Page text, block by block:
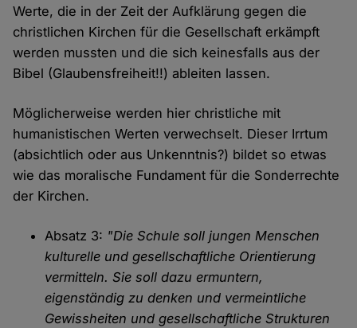
Werte, die in der Zeit der Aufklärung gegen die
christlichen Kirchen für die Gesellschaft erkämpft
werden mussten und die sich keinesfalls aus der
Bibel (Glaubensfreiheit!!) ableiten lassen.
Möglicherweise werden hier christliche mit
humanistischen Werten verwechselt. Dieser Irrtum
(absichtlich oder aus Unkenntnis?) bildet so etwas
wie das moralische Fundament für die Sonderrechte
der Kirchen.
Absatz 3: "Die Schule soll jungen Menschen
kulturelle und gesellschaftliche Orientierung
vermitteln. Sie soll dazu ermuntern,
eigenständig zu denken und vermeintliche
Gewissheiten und gesellschaftliche Strukturen